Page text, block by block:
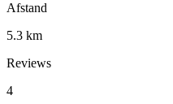
Afstand
5.3 km
Reviews
4